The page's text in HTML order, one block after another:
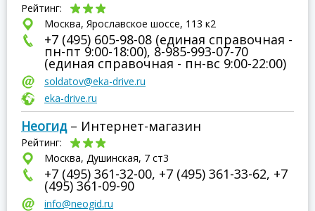
Рейтинг:
Москва, Ярославское шоссе, 113 к2
+7 (495) 605-98-08 (единая справочная -
пн-пт 9:00-18:00), 8-985-993-07-70
(единая справочная - пн-вс 9:00-22:00)
soldatov@eka-drive.ru
eka-drive.ru
Неогид– Интернет-магазин
Рейтинг:
Москва, Душинская, 7 ст3
+7 (495) 361-32-00, +7 (495) 361-33-62, +7
(495) 361-09-90
info@neogid.ru